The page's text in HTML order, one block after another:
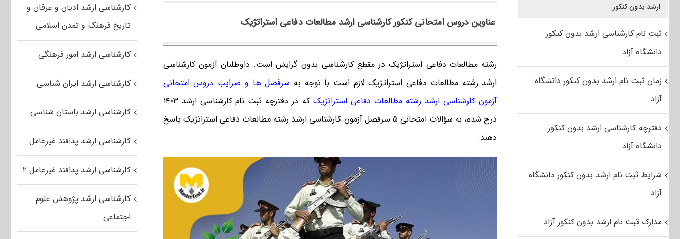
عناوین دروس امتحانی کنکور کارشناسی ارشد مطالعات دفاعی استراتژیک
رشته مطالعات دفاعی استراتژیک در مقطع کارشناسی بدون گرایش است. داوطلبان آزمون کارشناسی
ارشد رشته مطالعات دفاعی استراتژیک لازم است با توجه به سرفصل ها و ضرایب دروس امتحانی
آزمون کارشناسی ارشد رشته مطالعات دفاعی استراتژیک
که در دفترچه ثبت نام کارشناسی ارشد ۱۴۰۳
درج شده، به سؤالات امتحانی ۵ سرفصل آزمون کارشناسی ارشد رشته مطالعات دفاعی استراتژیک
پاسخ
دهند.
کارشناسی ارشد ادیان و عرفان و
تاریخ فرهنگ و تمدن اسلامی
کارشناسی ارشد امور فرهنگی
کارشناسی ارشد ایران شناسی
کارشناسی ارشد باستان شناسی
کارشناسی ارشد پدافند غیرعامل
کارشناسی ارشد پدافند غیرعامل ۲
کارشناسی ارشد پژوهش علوم
اجتماعی
ارشد بدون کنکور
ثبت نام کارشناسی ارشد بدون کنکور
دانشگاه آزاد
زمان ثبت نام ارشد بدون کنکور دانشگاه
آزاد
دفترچه کارشناسی ارشد بدون کنکور
دانشگاه آزاد
شرایط ثبت نام ارشد بدون کنکور دانشگاه
آزاد
مدارک ثبت نام ارشد بدون کنکور آزاد